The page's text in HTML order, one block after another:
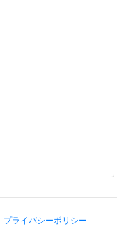
プライバシーポリシー